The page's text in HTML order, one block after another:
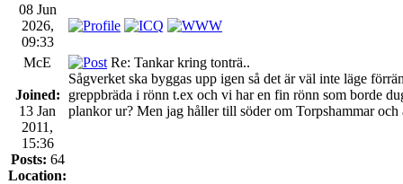
08 Jun
2026,
09:33
McE
Joined:
13 Jan
2011,
15:36
Posts: 64
Location:
Re: Tankar kring tonträ..
Sågverket ska byggas upp igen så det är väl inte läge
greppbräda i rönn t.ex och vi har en fin rönn som borde
plankor ur? Men jag håller till söder om Torpshammar